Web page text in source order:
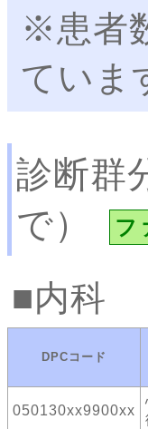
※患者
ていま
診断群
で）
フ
内科
DPCコード
050130xx9900xx